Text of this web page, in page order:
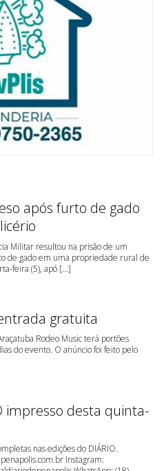
após furto de gado
Militar resultou na prisão de um
de gado em uma propriedade rural de
feira (5), apó [...]
gratuita
Rodeo Music terá portões
do evento. O anúncio foi feito pelo
impresso desta quinta-
nas edições do DIÁRIO.
Instagram: